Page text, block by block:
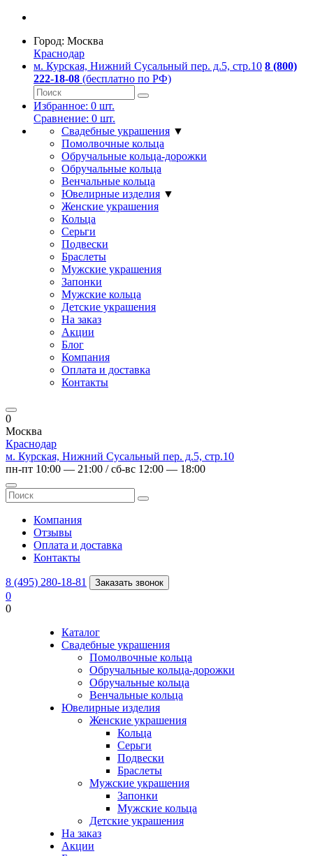
Город: Москва
Краснодар
м. Курская, Нижний Сусальный пер. д.5, стр.10 8 (800)
222-18-08 (бесплатно по РФ)
Избранное: 0 шт.
Сравнение: 0 шт.
Свадебные украшения ▼
Помолвочные кольца
Обручальные кольца-дорожки
Обручальные кольца
Венчальные кольца
Ювелирные изделия ▼
Женские украшения
Кольца
Серьги
Подвески
Браслеты
Мужские украшения
Запонки
Мужские кольца
Детские украшения
На заказ
Акции
Блог
Компания
Оплата и доставка
Контакты
0
Москва
Краснодар
м. Курская, Нижний Сусальный пер. д.5, стр.10
пн-пт 10:00 — 21:00 / сб-вс 12:00 — 18:00
Компания
Отзывы
Оплата и доставка
Контакты
8 (495) 280-18-81 Заказать звонок
0
0
Каталог
Свадебные украшения
Помолвочные кольца
Обручальные кольца-дорожки
Обручальные кольца
Венчальные кольца
Ювелирные изделия
Женские украшения
Кольца
Серьги
Подвески
Браслеты
Мужские украшения
Запонки
Мужские кольца
Детские украшения
На заказ
Акции